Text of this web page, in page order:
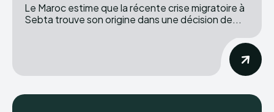
Le Maroc estime que la récente crise migratoire à
Sebta trouve son origine dans une décision de...